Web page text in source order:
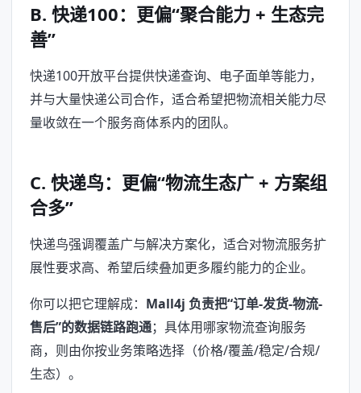
B. 快递100：更偏“聚合能力 + 生态完
善”
快递100开放平台提供快递查询、电子面单等能力，
并与大量快递公司合作，适合希望把物流相关能力尽
量收敛在一个服务商体系内的团队。
C. 快递鸟：更偏“物流生态广 + 方案组
合多”
快递鸟强调覆盖广与解决方案化，适合对物流服务扩
展性要求高、希望后续叠加更多履约能力的企业。
你可以把它理解成： Mall4j 负责把“订单-发货-物流-
售后”的数据链路跑通；具体用哪家物流查询服务
商，则由你按业务策略选择（价格/覆盖/稳定/合规/
生态）。